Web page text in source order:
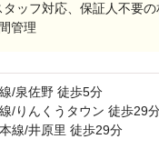
タッフ対応、保証人不要
管理
/泉佐野 徒歩5分
/りんくうタウン 徒歩29
線/井原里 徒歩29分